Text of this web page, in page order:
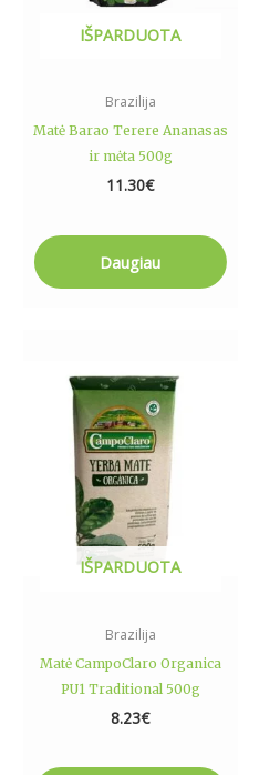
IŠPARDUOTA
Brazilija
Matė Barao Terere Ananasas
ir mėta 500g
11.30€
Daugiau
IŠPARDUOTA
Brazilija
Matė CampoClaro Organica
PU1 Traditional 500g
8.23€